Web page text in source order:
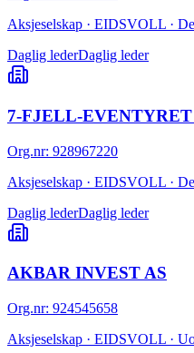
Aksjeselskap · EIDSVOLL ·
Daglig lederDaglig leder
7-FJELL-
Org.nr: 928967220
Aksjeselskap · EIDSVOLL ·
Daglig lederDaglig leder
AKBAR INVEST AS
Org.nr: 924545658
Aksjeselskap · EIDSVOLL ·